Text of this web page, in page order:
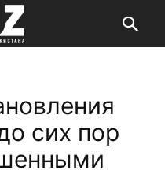
сих пор